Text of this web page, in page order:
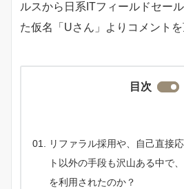
ルスから日系ITフィールドセー
た仮名「Uさん」よりコメントを
目次
リファラル採用や、自己直接
ト以外の手段も沢山ある中で
を利用されたのか？